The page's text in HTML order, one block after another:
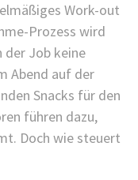
Work-out
Prozess wird
der Job keine
Abend auf der
Snacks für den
führen dazu,
Doch wie steuert